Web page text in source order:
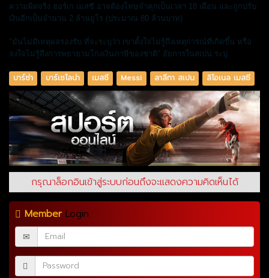
ความผิดจริง ฮอร์เก เมสซี อาจต้องโทษจำคุกเป็นเวลา 18 เดือน และถูกปรับ
เงินอีกเป็นจำนวน 2 ล้านยูโร (ประมาณ 80 ล้านบาท)
"มันไม่มีเหตุผลรองรับ ที่จะระบุว่า เขาตั้งใจไม่รู้ถึงเหตุการณ์ที่เกิดขึ้น หรือ
จงใจไม่รู้ถึงการพยายามโกงเงินภาษีของชาติ" อัยการในสเปน ระบุ
บาร์ซ่า บาร์เซโลน่า เมสซี Messi ลาลีกา สเปน ลิโอเนล เมสซี
กรุณาล็อกอินเข้าสู่ระบบก่อนถึงจะแสดงความคิดเห็นได้
MemberLogin